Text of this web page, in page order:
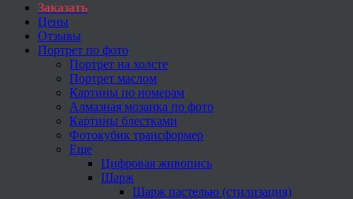
Заказать
Цены
Отзывы
Портрет по фото
Портрет на холсте
Портрет маслом
Картины по номерам
Алмазная мозаика по фото
Картины блестками
Фотокубик трансформер
Еще
Цифровая живопись
Шарж
Шарж пастелью (стилизация)